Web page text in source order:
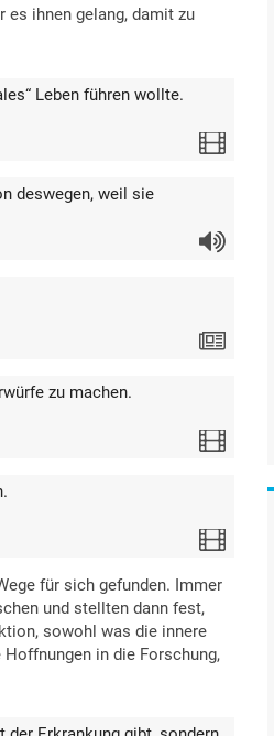
es ihnen gelang, damit zu
Leben führen wollte.
deswegen, weil sie
zu machen.
für sich gefunden. Immer
und stellten dann fest,
sowohl was die innere
in die Forschung,